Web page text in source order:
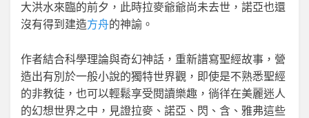
大洪水來臨的前夕，此時拉麥爺爺尚未去世，諾亞也還
沒有得到建造方舟的神諭。
作者結合科學理論與奇幻神話，重新譜寫聖經故事，營
造出有別於一般小說的獨特世界觀，即使是不熟悉聖經
的非教徒，也可以輕鬆享受閱讀樂趣，徜徉在美麗迷人
的幻想世界之中，見證拉麥、諾亞、閃、含、雅弗這些